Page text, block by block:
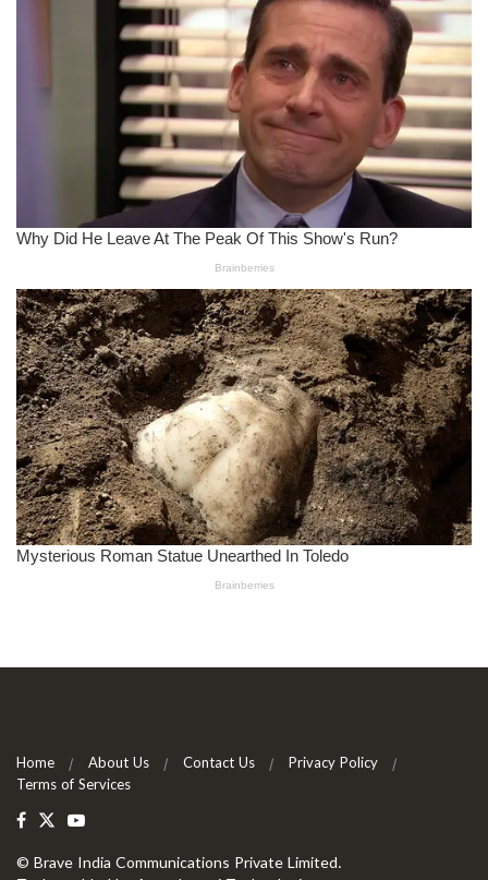
Home About Us Contact Us
Privacy Policy
Terms of Services
© Brave India Communications Private Limited.